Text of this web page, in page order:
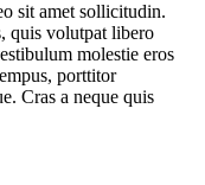
sit amet sollicitudin.
quis volutpat libero
molestie eros
porttitor
Cras a neque quis